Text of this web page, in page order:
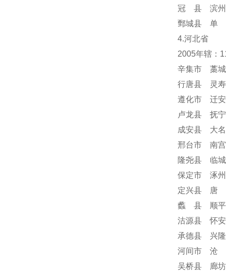
冠 县 滨州
鄄城县 单
4.河北省
2005年辖：
辛集市 藁
行唐县 灵
遵化市 迁
卢龙县 抚
成安县 大
邢台市 南
隆尧县 临
保定市 涿
定兴县 唐
蠡 县 顺
沽源县 怀
承德县 兴
河间市 沧
吴桥县 廊